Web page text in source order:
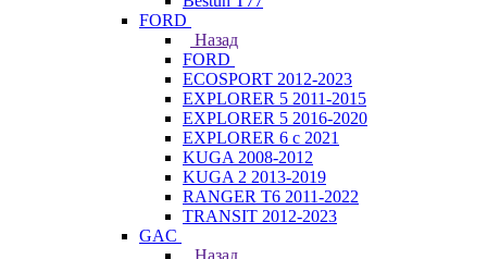
FORD
Назад
FORD
ECOSPORT 2012-2023
EXPLORER 5 2011-2015
EXPLORER 5 2016-2020
EXPLORER 6 с 2021
KUGA 2008-2012
KUGA 2 2013-2019
RANGER T6 2011-2022
TRANSIT 2012-2023
GAC
Назад